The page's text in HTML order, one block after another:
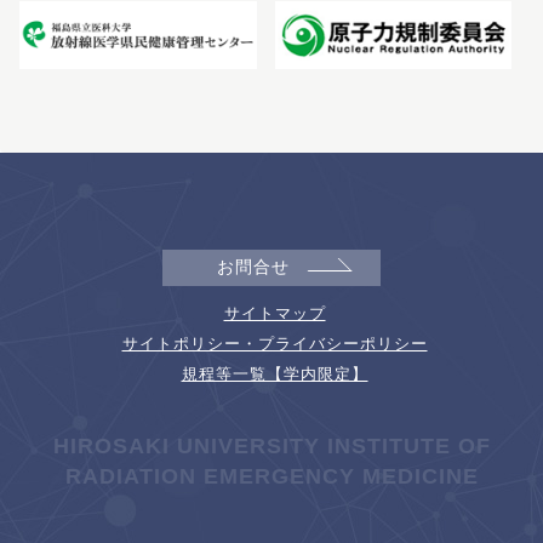
お問合せ
サイトマップ
サイトポリシー・プライバシーポリシー
規程等一覧【学内限定】
HIROSAKI UNIVERSITY INSTITUTE OF
RADIATION EMERGENCY MEDICINE